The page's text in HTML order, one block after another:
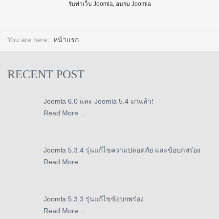
รับทำเว็บ Joomla, อบรบ Joomla
You are here: หน้าแรก
RECENT POST
Joomla 6.0 และ Joomla 5.4 มาแล้ว!
Read More ...
Joomla 5.3.4 รุ่นแก้ไขความปลอดภัย และข้อบกพร่อง
Read More ...
Joomla 5.3.3 รุ่นแก้ไขข้อบกพร่อง
Read More ...